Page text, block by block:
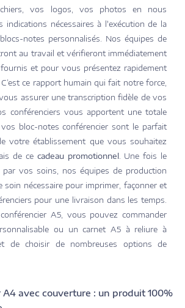
vos logos, vos photos en nous
indications nécessaires à l'exécution de la
notes personnalisés. Nos équipes de
au travail et vérifieront immédiatement
et pour vous présentez rapidement
ce rapport humain qui fait notre force,
assurer une transcription fidèle de vos
conférenciers vous apportent une totale
bloc-notes conférencier sont le parfait
votre établissement que vous souhaitez
de ce cadeau promotionnel. Une fois le
vos soins, nos équipes de production
nécessaire pour imprimer, façonner et
pour une livraison dans les temps.
A5, vous pouvez commander
ou un carnet A5 à reliure à
de choisir de nombreuses options de
avec couverture : un produit 100%